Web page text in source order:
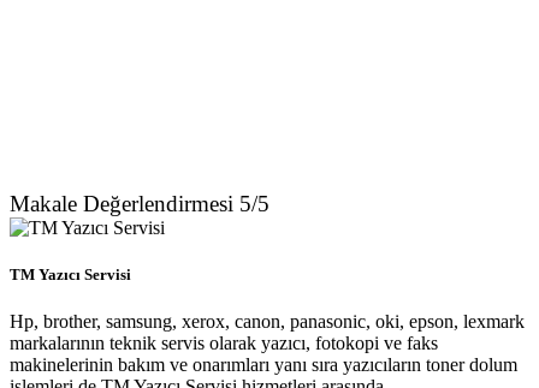
Makale Değerlendirmesi 5/5
TM Yazıcı Servisi
Hp, brother, samsung, xerox, canon, panasonic, oki, epson, lexmark
markalarının teknik servis olarak yazıcı, fotokopi ve faks
makinelerinin bakım ve onarımları yanı sıra yazıcıların toner dolum